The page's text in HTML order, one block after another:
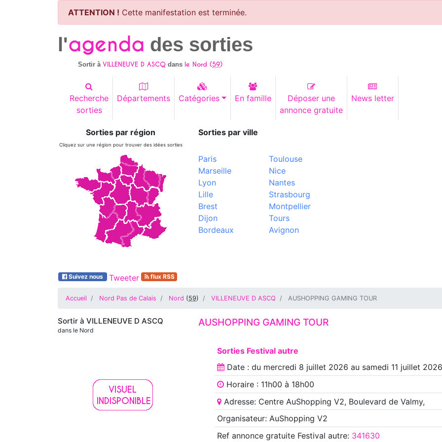
ATTENTION ! Cette manifestation est terminée.
l'agenda des sorties
Sortir àVILLENEUVE D ASCQ dans le Nord (59)
Recherche
sorties
Départements Catégories En famille
Déposer une
annonce gratuite
News letter
Sorties par région
Cliquez sur une région pour trouver des idées sorties
Sorties par ville
Paris
Marseille
Lyon
Lille
Brest
Dijon
Bordeaux
Toulouse
Nice
Nantes
Strasbourg
Montpellier
Tours
Avignon
Suivez nous Tweeter flux RSS
Accueil Nord Pas de Calais Nord (59) VILLENEUVE D ASCQ AUSHOPPING GAMING TOUR
Sortir à VILLENEUVE D ASCQ
dans le Nord
AUSHOPPING GAMING TOUR
Sorties Festival autre
Date : du mercredi 8 juillet 2026 au samedi 11 juillet 2026
Horaire : 11h00 à 18h00
Adresse: Centre AuShopping V2, Boulevard de Valmy,
Organisateur: AuShopping V2
Ref annoncegratuite Festival autre: 341630